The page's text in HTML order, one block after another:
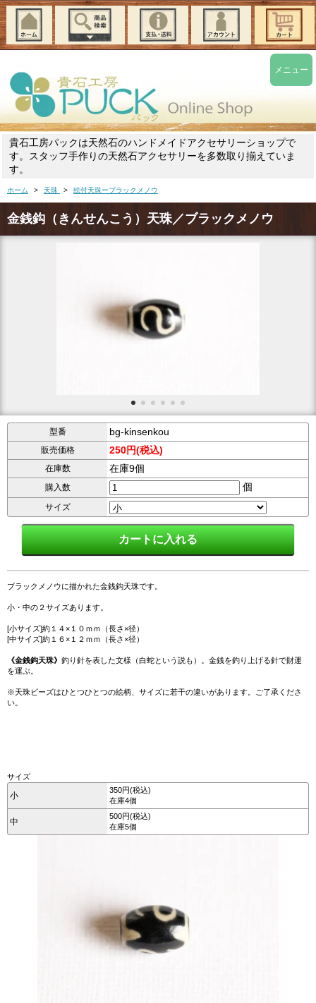
貴石工房パックは天然石のハンドメイドアクセサリーショップで
す。スタッフ手作りの天然石アクセサリーを多数取り揃えていま
す。
ホーム > 天珠 > 絵付天珠ーブラックメノウ
金銭鈎（きんせんこう）天珠／ブラックメノウ
型番 bg-kinsenkou
販売価格 250円(税込)
在庫数 在庫9個
購入数 個
サイズ
ブラックメノウに描かれた金銭鈎天珠です。
小・中の２サイズあります。
[小サイズ]約１４×１０ｍｍ（長さ×径）
[中サイズ]約１６×１２ｍｍ（長さ×径）
《金銭鈎天珠》 釣り針を表した文様（白蛇という説も）。金銭を釣り上げる針で財運
を運ぶ。
※天珠ビーズはひとつひとつの絵柄、サイズに若干の違いがあります。ご了承くださ
い。
サイズ
小
350円(税込)
在庫4個
中
500円(税込)
在庫5個
メニュー